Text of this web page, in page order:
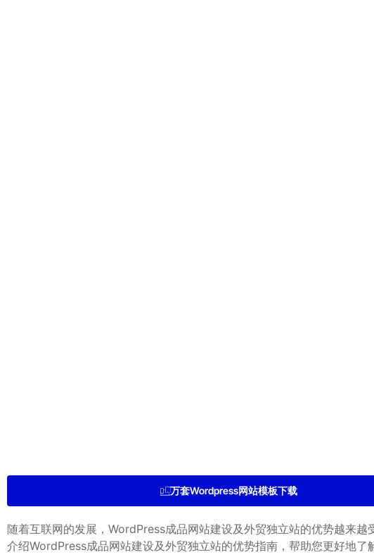
万套Wordpress网站模板下载
随着互联网的发展，WordPress成品网站建设及外贸独立站的优势越来
介绍WordPress成品网站建设及外贸独立站的优势指南，帮助您更好地了